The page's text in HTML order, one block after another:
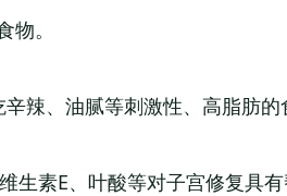
。
辣、油腻等刺激性、高脂肪的
生素E、叶酸等对子宫修复具